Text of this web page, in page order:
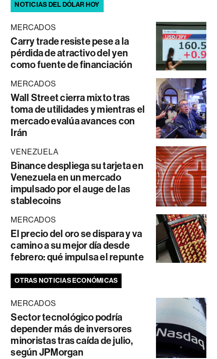
NOTICIAS DEL DÓLAR HOY
MERCADOS
Carry trade resiste pese a la
pérdida de atractivo del yen
como fuente de financiación
MERCADOS
Wall Street cierra mixto tras
toma de utilidades y mientras el
mercado evalúa avances con
Irán
VENEZUELA
Binance despliega su tarjeta en
Venezuela en un mercado
impulsado por el auge de las
stablecoins
MERCADOS
El precio del oro se dispara y va
camino a su mejor día desde
febrero: qué impulsa el repunte
OTRAS NOTICIAS ECONÓMICAS
MERCADOS
Sector tecnológico podría
depender más de inversores
minoristas tras caída de julio,
según JPMorgan